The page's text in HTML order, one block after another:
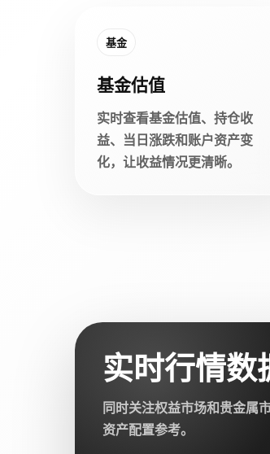
基金
基金估值
实时查看基金估值、持仓收
益、当日涨跌和账户资产变
化，让收益情况更清晰。
实时行情数
同时关注权益市场和贵金属
资产配置参考。